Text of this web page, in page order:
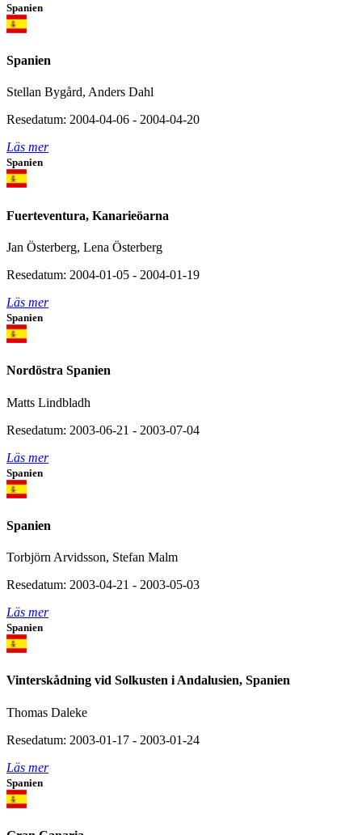
Spanien
Spanien
Stellan Bygård, Anders Dahl
Resedatum: 2004-04-06 - 2004-04-20
Läs mer
Spanien
Fuerteventura, Kanarieöarna
Jan Österberg, Lena Österberg
Resedatum: 2004-01-05 - 2004-01-19
Läs mer
Spanien
Nordöstra Spanien
Matts Lindbladh
Resedatum: 2003-06-21 - 2003-07-04
Läs mer
Spanien
Spanien
Torbjörn Arvidsson, Stefan Malm
Resedatum: 2003-04-21 - 2003-05-03
Läs mer
Spanien
Vinterskådning vid Solkusten i Andalusien, Spanien
Thomas Daleke
Resedatum: 2003-01-17 - 2003-01-24
Läs mer
Spanien